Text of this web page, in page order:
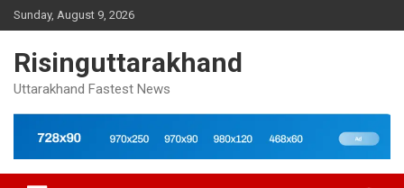
Skip
to
Sunday, August 9, 2026
Risinguttarakhand
Uttarakhand Fastest News